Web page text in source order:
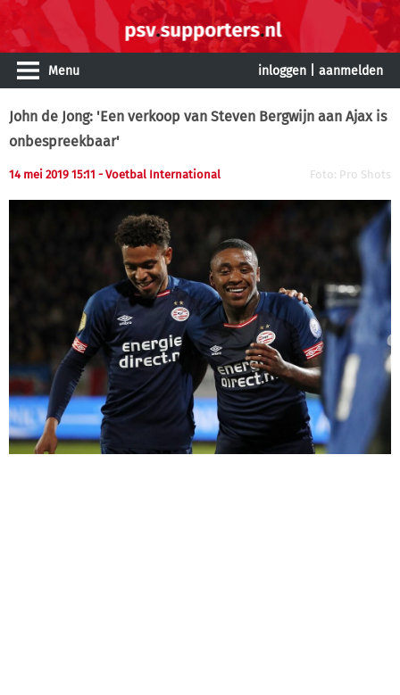
Menu inloggen aanmelden
John de Jong: 'Een verkoop van Steven Bergwijn aan Ajax is
onbespreekbaar'
14 mei 2019 15:11 - Voetbal International Foto: Pro Shots